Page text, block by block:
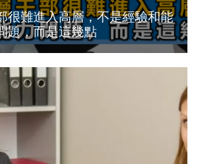
很難進入高層，不是經驗和能
題，而是這幾點